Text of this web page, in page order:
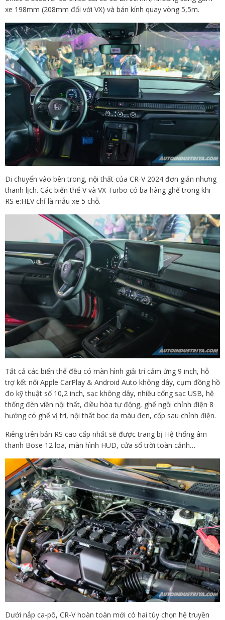
xe 198mm (208mm đối với VX) và bán kính quay vòng 5,5m.
Di chuyển vào bên trong, nội thất của CR-V 2024 đơn giản nhưng
thanh lịch. Các biến thể V và VX Turbo có ba hàng ghế trong khi
RS e:HEV chỉ là mẫu xe 5 chỗ.
Tất cả các biến thể đều có màn hình giải trí cảm ứng 9 inch, hỗ
trợ kết nối Apple CarPlay & Android Auto không dây, cụm đồng hồ
đo kỹ thuật số 10,2 inch, sạc không dây, nhiều cổng sạc USB, hệ
thống đèn viền nội thất, điều hòa tự động, ghế ngồi chỉnh điện 8
hướng có ghế vị trí, nội thất bọc da màu đen, cốp sau chỉnh điện.
Riêng trên bản RS cao cấp nhất sẽ được trang bị Hệ thống âm
thanh Bose 12 loa, màn hình HUD, cửa sổ trời toàn cảnh…
Dưới nắp ca-pô, CR-V hoàn toàn mới có hai tùy chọn hệ truyền